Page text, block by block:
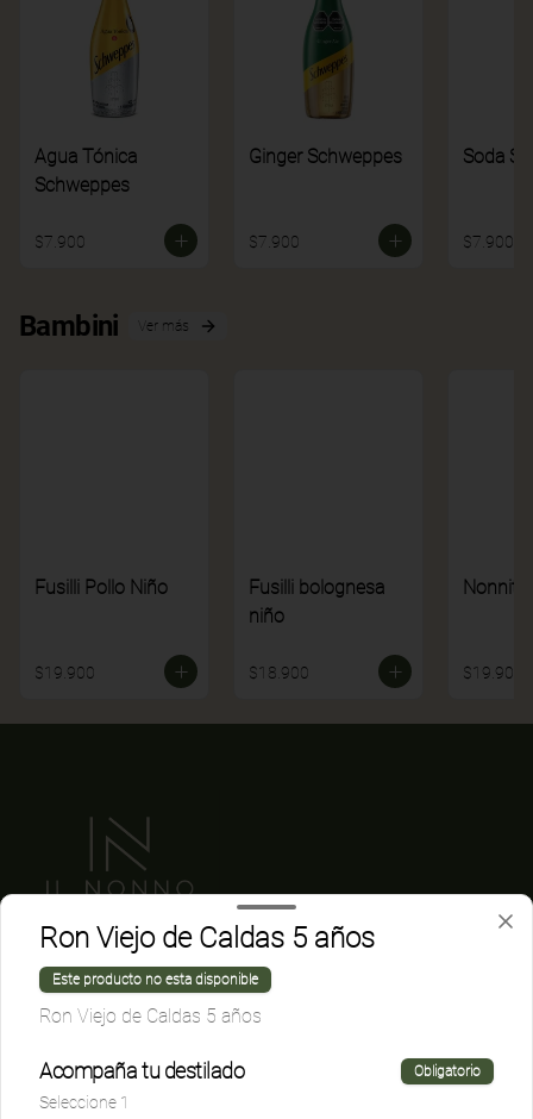
Agua Tónica
Schweppes
$7.900
Ginger Schweppes
$7.900
Soda
$7.900
Bambini Ver más
Fusilli Pollo Niño
$19.900
Fusilli bolognesa
niño
$18.900 $19.900
Conócenos
Términos y condiciones
Política de privacidad
Ron Viejo de Caldas 5 años
Este producto no esta disponible
Ron Viejo de Caldas 5 años
Acompaña tu destilado Obligatorio
Seleccione 1